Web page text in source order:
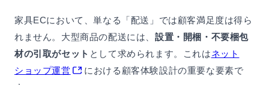
家具ECにおいて、単なる「配送」では顧客満足度は得ら
れません。大型商品の配送には、 設置・開梱・不要梱包
材の引取がセット として求められます。これはネット
ショップ運営
における顧客体験設計の重要な要素で